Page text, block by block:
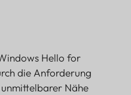
Hello for
die Anforderung
Nähe